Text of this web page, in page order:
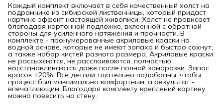
Каждый комплект включает в себя качественный холст на
подрамнике из сибирской лиственницы, который придаст
картине эффект настоящей живописи. Холст не провисает
благодаря картонной подложке, вклеенной с обратной
стороны для усиленного натяжения и прочности. В
комплекте - пронумерованные акриловые краски на
водной основе, которые не имеют запаха и быстро сохнут,
а также набор кистей разного размера. Акриловые краски
не рассыхаются, не расслаиваются, полностью
восстанавливаются даже после полной заморозки. Запас
красок +20%. Все детали тщательно подобраны, чтобы
процесс был максимально комфортным, а результат -
впечатляющим. Благодаря комплекту креплений картину
можно повесить на стену.